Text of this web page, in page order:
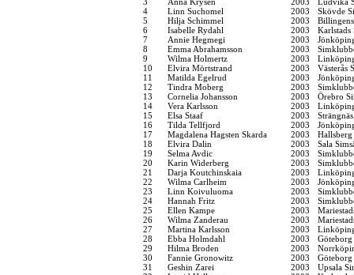
4
Linn Suchomel 2003
Skövde
5
Hilja Schimmel 2003
6
Isabelle Rydahl 2003
Karlstads
7
Annie Hegmegi 2003
8
Emma Abrahamsson 2003
9
Wilma Holmertz 2003
10
Elvira Mörtstrand 2003
Västerås
11
Matilda Egelrud 2003
12
Tindra Moberg 2003
13
Cornelia Johansson 2003
Örebro
14
Vera Karlsson 2003
15
Elsa Staaf 2003
16
Tilda Tellfjord 2003
17
Magdalena Hagsten Skarda 2003
18
Elvira Dalin 2003
Sala
19
Selma Avdic 2003
20
Karin Widerberg 2003
21
Darja Koutchinskaia 2003
22
Wilma Carlheim 2003
23
Linn Koivuluoma 2003
24
Hannah Fritz 2003
25
Ellen Kampe 2003
26
Wilma Zanderau 2003
27
Martina Karlsson 2003
28
Ebba Holmdahl 2003
Göteborg
29
Hilma Broden 2003
30
Fannie Gronowitz 2003
Göteborg
31
Geshin Zarei 2003
Upsala